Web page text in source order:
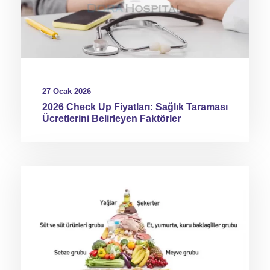
27 Ocak 2026
2026 Check Up Fiyatları: Sağlık Taraması
Ücretlerini Belirleyen Faktörler